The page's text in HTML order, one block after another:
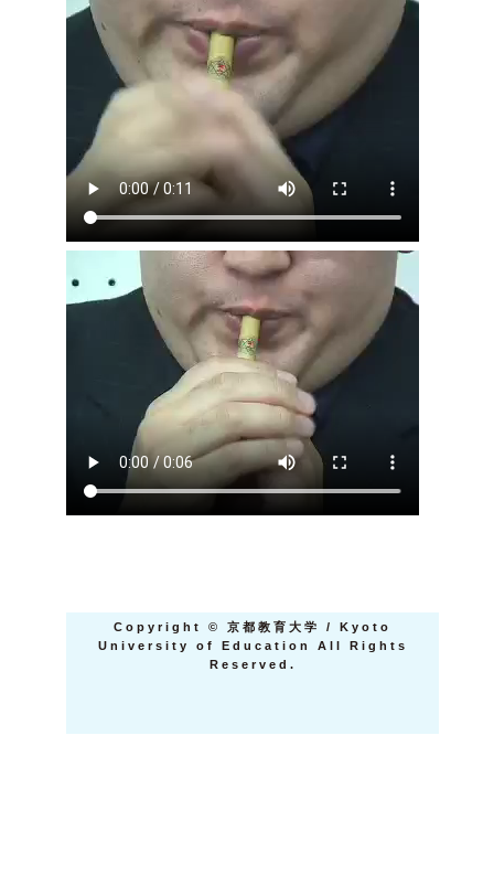
Copyright ©
京都教育大学 / Kyoto
University of Education All Rights
Reserved.